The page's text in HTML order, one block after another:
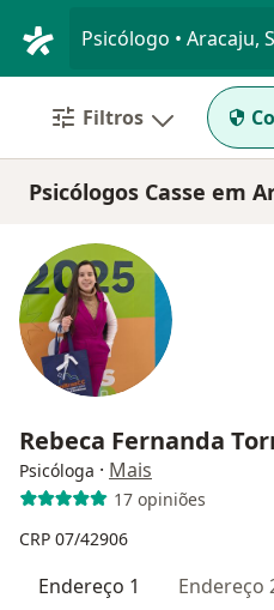
Psicólogo • Aracaju,
Filtros
Psicólogos Casse em
Rebeca Fernanda
Psicóloga · Mais
17 opiniões
CRP 07/42906
Endereço 1 Endereço